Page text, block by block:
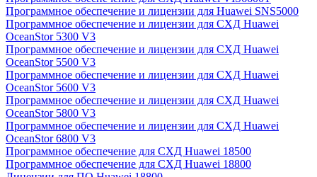
Программное обеспечение и лицензии для Huawei SNS5000
Программное обеспечение и лицензии для СХД Huawei
OceanStor 5300 V3
Программное обеспечение и лицензии для СХД Huawei
OceanStor 5500 V3
Программное обеспечение и лицензии для СХД Huawei
OceanStor 5600 V3
Программное обеспечение и лицензии для СХД Huawei
OceanStor 5800 V3
Программное обеспечение и лицензии для СХД Huawei
OceanStor 6800 V3
Программное обеспечение для СХД Huawei 18500
Программное обеспечение для СХД Huawei 18800